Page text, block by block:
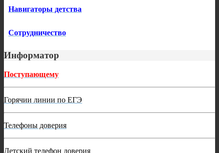
Навигаторы детства
Сотрудничество
Информатор
Поступающему
Горячии линии по ЕГЭ
Телефоны доверия
Детский телефон доверия